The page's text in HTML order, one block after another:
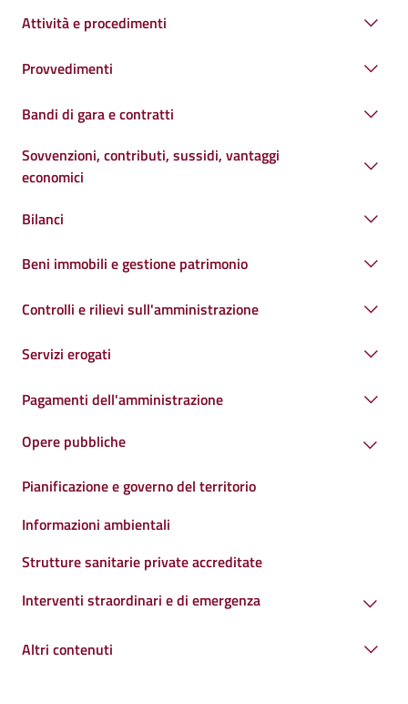
Attività e procedimenti
Provvedimenti
Bandi di gara e contratti
Sovvenzioni, contributi, sussidi, vantaggi
economici
Bilanci
Beni immobili e gestione patrimonio
Controlli e rilievi sull'amministrazione
Servizi erogati
Pagamenti dell'amministrazione
Opere pubbliche
Pianificazione e governo del territorio
Informazioni ambientali
Strutture sanitarie private accreditate
Interventi straordinari e di emergenza
Altri contenuti